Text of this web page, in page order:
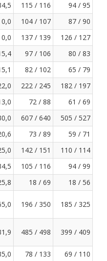
115 / 116
94 / 95
0,0 104 / 107
87 / 90
0,0 137 / 139
126 / 127
97 / 106
80 / 83
82 / 102
65 / 79
222 / 245
182 / 197
72 / 88
61 / 69
607 / 640
505 / 527
73 / 89
59 / 71
142 / 151
110 / 114
105 / 116
94 / 99
18 / 69
18 / 56
196 / 350 185 / 325
485 / 498 399 / 409
78 / 133
69 / 110